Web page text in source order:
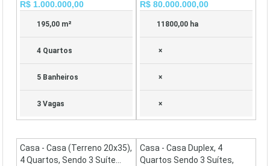
R$ 1.000.000,00
195,00 m²
4 Quartos
5 Banheiros
3 Vagas
R$ 80.000.000,00
11800,00 ha
×
×
×
Casa - Casa (terreno 20x35),
4 Quartos, Sendo 3 Suíte...
Casa - Casa Duplex, 4
Quartos Sendo 3 Suítes,